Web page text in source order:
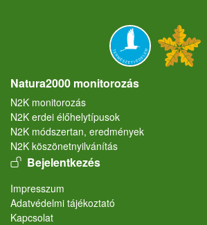
Natura2000 monitorozás
N2K monitorozás
N2K erdei élőhelytípusok
N2K módszertan, eredmények
N2K köszönetnyilvánítás
User account menu
Bejelentkezés
Lábléc
Impresszum
Adatvédelmi tájékoztató
Kapcsolat